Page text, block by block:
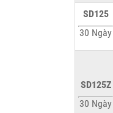
SD125
30 Ngày
SD125Z
30 Ngày